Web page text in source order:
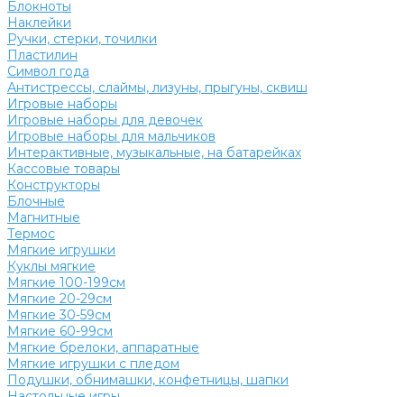
Блокноты
Наклейки
Ручки, стерки, точилки
Пластилин
Символ года
Антистрессы, слаймы, лизуны, прыгуны, сквиш
Игровые наборы
Игровые наборы для девочек
Игровые наборы для мальчиков
Интерактивные, музыкальные, на батарейках
Кассовые товары
Конструкторы
Блочные
Магнитные
Термос
Мягкие игрушки
Куклы мягкие
Мягкие 100-199см
Мягкие 20-29см
Мягкие 30-59см
Мягкие 60-99см
Мягкие брелоки, аппаратные
Мягкие игрушки с пледом
Подушки, обнимашки, конфетницы, шапки